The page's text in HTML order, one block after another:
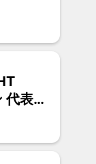
表取